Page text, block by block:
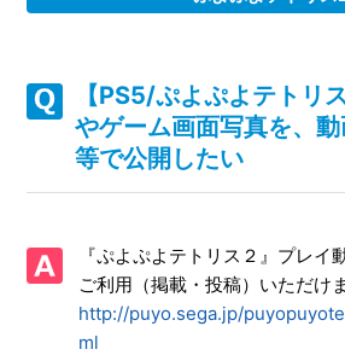
こかで見れるか
【PS5/ぷよぷよテトリス2】プレイ動画
を、動画サイト／SNS等で公開したい
るのか
【PS5/ぷよぷよテトリス2】DLCは
きるか
【PS5/ぷよぷよテトリ
やゲーム画面写真を、
等で公開したい
『ぷよぷよテトリス２』プレイ
ご利用（掲載・投稿）いただけま
http://puyo.sega.jp/
ml